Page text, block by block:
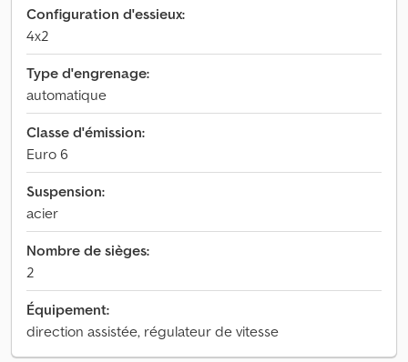
Configuration d'essieux:
4x2
Type d'engrenage:
automatique
Classe d'émission:
Euro 6
Suspension:
acier
Nombre de sièges:
2
Équipement:
direction assistée, régulateur de vitesse